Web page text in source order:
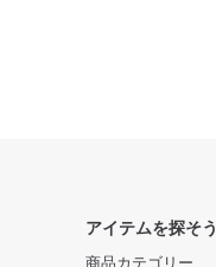
アイテムを探そう
商品カテゴリー